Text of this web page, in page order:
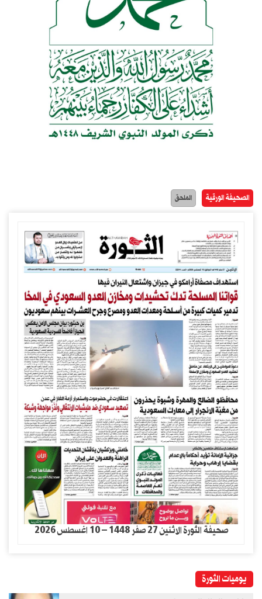
الصحيفة الورقية الملحق
صحيفة الثورة الاثنين 27 صفر 1448 – 10 اغسطس 2026
يوميات الثورة